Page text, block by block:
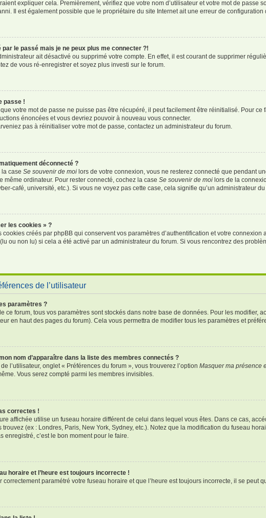
expliquer cela. Premièrement, vérifiez que votre nom d’utilisateur et votre mot de passe
Il est également possible que le propriétaire du site Internet ait une erreur de configuration
le passé mais je ne peux plus me connecter ?!
ait désactivé ou supprimé votre compte. En effet, il est courant de supprimer
de vous ré-enregistrer et soyez plus investi sur le forum.
passe !
votre mot de passe ne puisse pas être récupéré, il peut facilement être réinitialisé. Pour
énoncées et vous devriez pouvoir à nouveau vous connecter.
pas à réinitialiser votre mot de passe, contactez un administrateur du forum.
déconnecté ?
case Se souvenir de moi lors de votre connexion, vous ne resterez connecté que pendant
même ordinateur. Pour rester connecté, cochez la case Se souvenir de moi lors de la
café, université, etc.). Si vous ne voyez pas cette case, cela signifie qu’un administrateur
les cookies » ?
cookies créés par phpBB qui conservent vos paramètres d’authentification et votre
ou non lu) si cela a été activé par un administrateur du forum. Si vous rencontrez des
de l’utilisateur
paramètres ?
ce forum, tous vos paramètres sont stockés dans notre base de données. Pour les modifier,
en haut des pages du forum). Cela vous permettra de modifier tous les paramètres et
nom d’apparaître dans la liste des membres connectés ?
l’utilisateur, onglet « Préférences du forum », vous trouverez l’option Masquer ma présence
Vous serez compté parmi les membres invisibles.
correctes !
affichée utilise un fuseau horaire différent de celui dans lequel vous êtes. Dans ce cas,
(ex : Londres, Paris, New York, Sydney, etc.). Notez que la modification du fuseau
enregistré, c’est le bon moment pour le faire.
horaire et l’heure est toujours incorrecte !
correctement paramétré votre fuseau horaire et que l’heure est toujours incorrecte, il se peut